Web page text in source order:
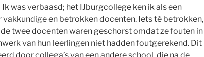
Ik was verbaasd; het IJburgcollege ken ik als een
vakkundige en betrokken docenten. Iets té betrokken,
twee docenten waren geschorst omdat ze fouten in
van hun leerlingen niet hadden foutgerekend. Dit